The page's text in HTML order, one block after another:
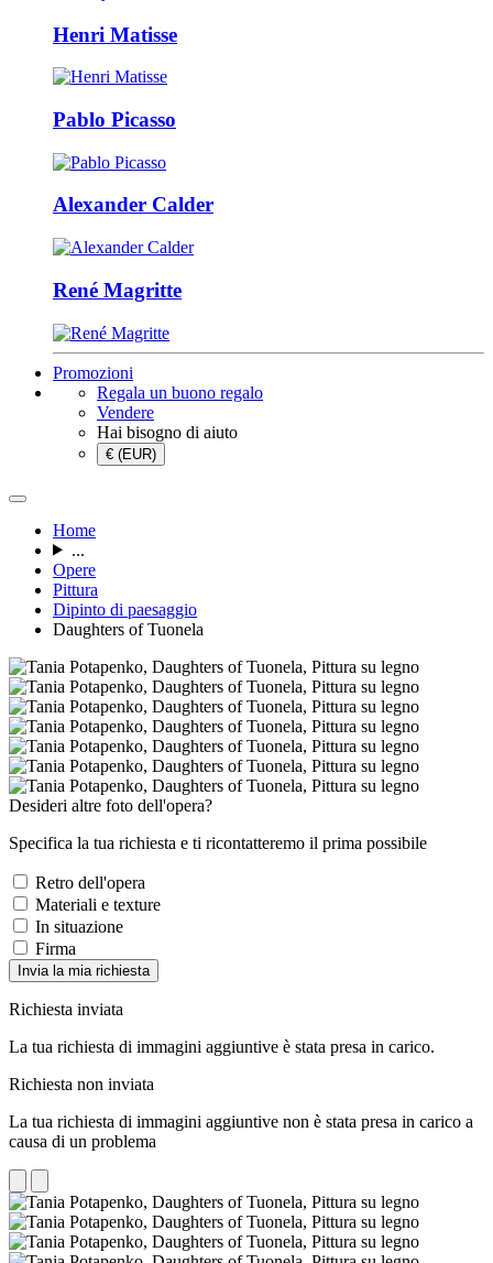
Henri Matisse
Pablo Picasso
Alexander Calder
René Magritte
Promozioni
Regala un buono regalo
Vendere
Hai bisogno di aiuto
€ (EUR)
Home
...
Opere
Pittura
Dipinto di paesaggio
Daughters of Tuonela
Desideri altre foto dell'opera?
Specifica la tua richiesta e ti ricontatteremo il prima possibile
Retro dell'opera
Materiali e texture
In situazione
Firma
Invia la mia richiesta
Richiesta inviata
La tua richiesta di immagini aggiuntive è stata presa in carico.
Richiesta non inviata
La tua richiesta di immagini aggiuntive non è stata presa in carico a
causa di un problema